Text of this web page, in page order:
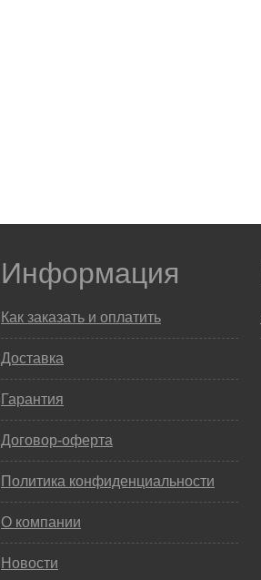
Информация
Как заказать и оплатить
Доставка
Гарантия
Договор-оферта
Политика конфиденциальности
О компании
Новости